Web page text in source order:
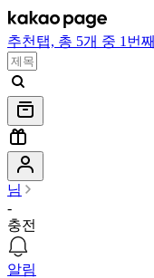
추천 탭, 총 5개 중 1번째
님
-
충전
알림